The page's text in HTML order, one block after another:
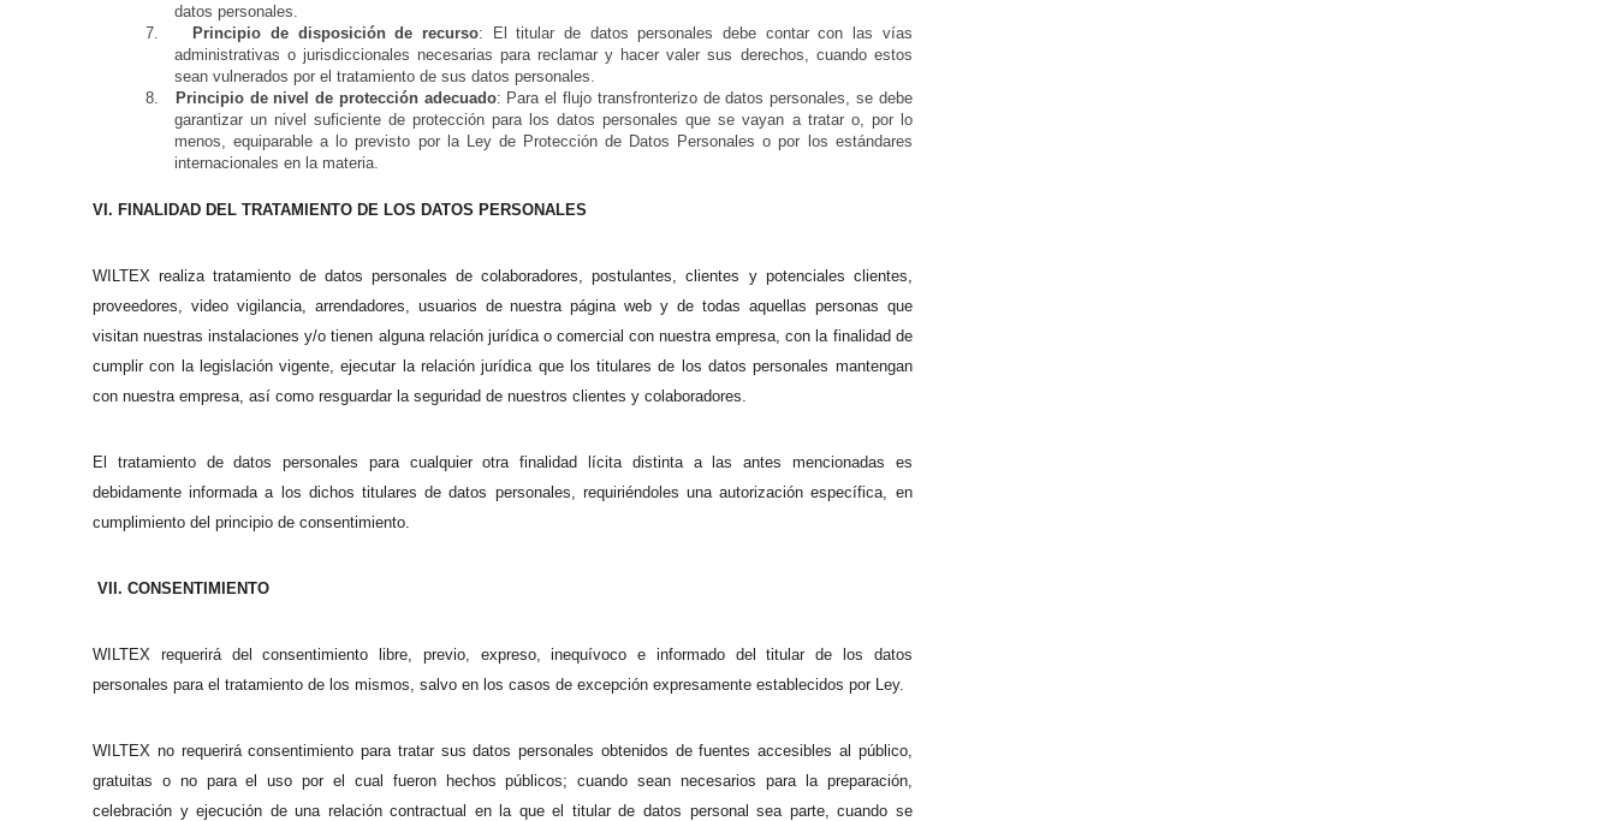
datos personales.
7.
Principio de disposición de recurso: El titular de datos personales debe contar con las vías
administrativas o jurisdiccionales necesarias para reclamar y hacer valer sus derechos, cuando estos
sean vulnerados por el tratamiento de sus datos personales.
8.
Principio de nivel de protección adecuado: Para el flujo transfronterizo de datos personales, se debe
garantizar un nivel suficiente de protección para los datos personales que se vayan a tratar o, por lo
menos, equiparable a lo previsto por la Ley de Protección de Datos Personales o por los estándares
internacionales en la materia.
VI. FINALIDAD DEL TRATAMIENTO DE LOS DATOS PERSONALES
WILTEX realiza tratamiento de datos personales de colaboradores, postulantes, clientes y potenciales clientes,
proveedores, video vigilancia, arrendadores, usuarios de nuestra página web y de todas aquellas personas que
visitan nuestras instalaciones y/o tienen alguna relación jurídica o comercial con nuestra empresa, con la finalidad de
cumplir con la legislación vigente, ejecutar la relación jurídica que los titulares de los datos personales mantengan
con nuestra empresa, así como resguardar la seguridad de nuestros clientes y colaboradores.
El tratamiento de datos personales para cualquier otra finalidad lícita distinta a las antes mencionadas es
debidamente informada a los dichos titulares de datos personales, requiriéndoles una autorización específica, en
cumplimiento del principio de consentimiento.
VII. CONSENTIMIENTO
WILTEX requerirá del consentimiento libre, previo, expreso, inequívoco e informado del titular de los datos
personales para el tratamiento de los mismos, salvo en los casos de excepción expresamente establecidos por Ley.
WILTEX no requerirá consentimiento para tratar sus datos personales obtenidos de fuentes accesibles al público,
gratuitas o no para el uso por el cual fueron hechos públicos; cuando sean necesarios para la preparación,
celebración y ejecución de una relación contractual en la que el titular de datos personal sea parte, cuando se